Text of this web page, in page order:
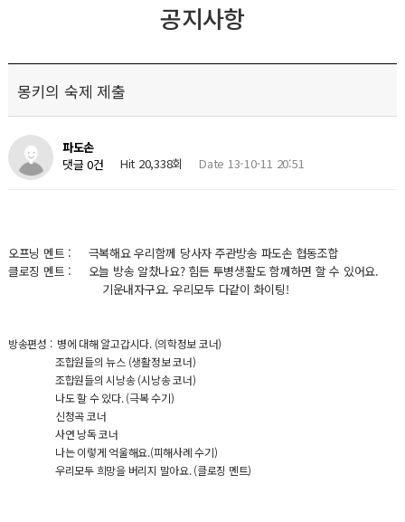
공지사항
몽키의 숙제 제출
파도손
댓글 0건
Hit 20,338회 Date 13-10-11 20:51
오프닝 멘트 : 극복해요 우리함께 당사자 주관방송 파도손 협동조합
클로징 멘트 : 오늘 방송 알찼나요? 힘든 투병생활도 함께하면 할 수 있어요.
기운내자구요. 우리모두 다같이 화이팅!
방송편성 : 병에 대해 알고갑시다. (의학정보 코너)
조합원들의 뉴스 (생활정보 코너)
조합원들의 시낭송 (시낭송 코너)
나도 할 수 있다. (극복 수기)
신청곡 코너
사연 낭독 코너
나는 이렇게 억울해요.(피해사례 수기)
우리모두 희망을 버리지 말아요. (클로징 멘트)